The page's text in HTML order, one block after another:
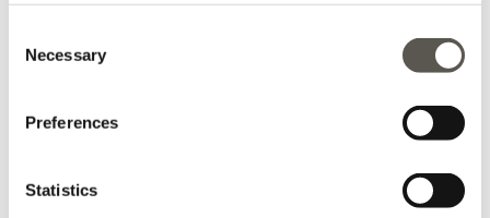
Selection
Necessary
Preferences
Statistics